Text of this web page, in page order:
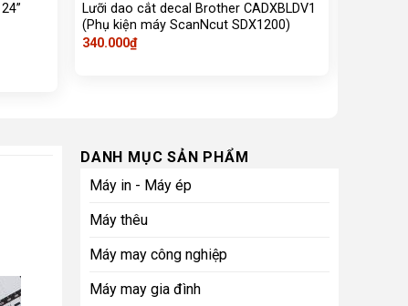
Lưỡi dao cắt decal Brother CADXBLDV1
(Phụ kiện máy ScanNcut SDX1200)
340.000₫
DANH MỤC SẢN PHẨM
Máy in - Máy ép
Máy thêu
Máy may công nghiệp
Máy may gia đình